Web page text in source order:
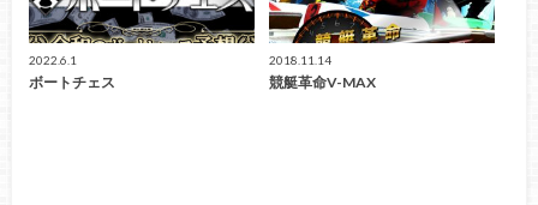
2022.6.1
ボートチェス
2018.11.14
競艇革命V-MAX